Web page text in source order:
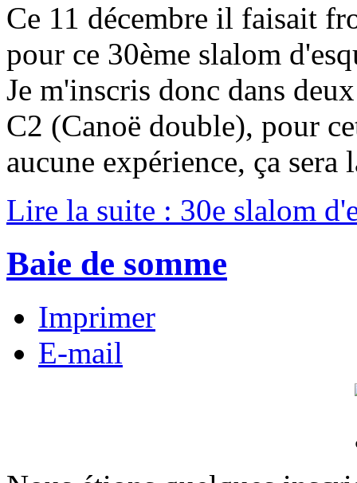
Ce 11 décembre il faisait
pour ce 30ème slalom
Je m'inscris donc dans
C2 (Canoë double), pour
aucune expérience, ça sera
Lire la suite : 30e slalom
Baie de somme
Imprimer
E-mail